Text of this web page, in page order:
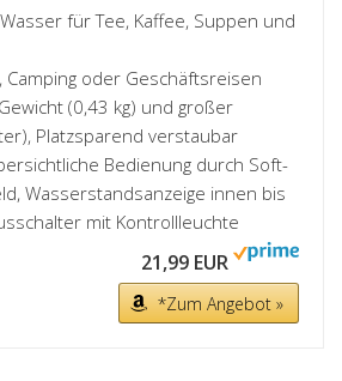
für Tee, Kaffee, Suppen und
Camping oder Geschäftsreisen
(0,43 kg) und großer
Platzsparend verstaubar
Bedienung durch Soft-
Wasserstandsanzeige innen bis
mit Kontrollleuchte
21,99 EUR
*Zum Angebot »